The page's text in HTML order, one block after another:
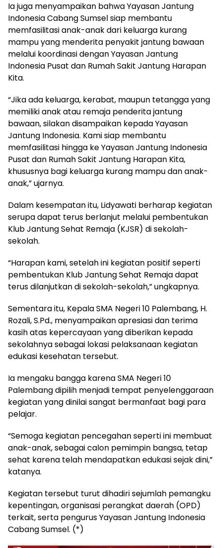
Ia juga menyampaikan bahwa Yayasan Jantung
Indonesia Cabang Sumsel siap membantu
memfasilitasi anak-anak dari keluarga kurang
mampu yang menderita penyakit jantung bawaan
melalui koordinasi dengan Yayasan Jantung
Indonesia Pusat dan Rumah Sakit Jantung Harapan
Kita.
“Jika ada keluarga, kerabat, maupun tetangga yang
memiliki anak atau remaja penderita jantung
bawaan, silakan disampaikan kepada Yayasan
Jantung Indonesia. Kami siap membantu
memfasilitasi hingga ke Yayasan Jantung Indonesia
Pusat dan Rumah Sakit Jantung Harapan Kita,
khususnya bagi keluarga kurang mampu dan anak-
anak,” ujarnya.
Dalam kesempatan itu, Lidyawati berharap kegiatan
serupa dapat terus berlanjut melalui pembentukan
Klub Jantung Sehat Remaja (KJSR) di sekolah-
sekolah.
“Harapan kami, setelah ini kegiatan positif seperti
pembentukan Klub Jantung Sehat Remaja dapat
terus dilanjutkan di sekolah-sekolah,” ungkapnya.
Sementara itu, Kepala SMA Negeri 10 Palembang, H.
Rozali, S.Pd., menyampaikan apresiasi dan terima
kasih atas kepercayaan yang diberikan kepada
sekolahnya sebagai lokasi pelaksanaan kegiatan
edukasi kesehatan tersebut.
Ia mengaku bangga karena SMA Negeri 10
Palembang dipilih menjadi tempat penyelenggaraan
kegiatan yang dinilai sangat bermanfaat bagi para
pelajar.
“Semoga kegiatan pencegahan seperti ini membuat
anak-anak, sebagai calon pemimpin bangsa, tetap
sehat karena telah mendapatkan edukasi sejak dini,”
katanya.
Kegiatan tersebut turut dihadiri sejumlah pemangku
kepentingan, organisasi perangkat daerah (OPD)
terkait, serta pengurus Yayasan Jantung Indonesia
Cabang Sumsel. (*)